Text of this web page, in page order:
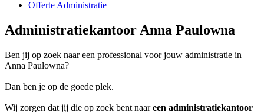
Offerte Administratie
Administratiekantoor Anna Paulowna
Ben jij op zoek naar een professional voor jouw administratie in
Anna Paulowna?
Dan ben je op de goede plek.
Wij zorgen dat jij die op zoek bent naareen administratiekantoor